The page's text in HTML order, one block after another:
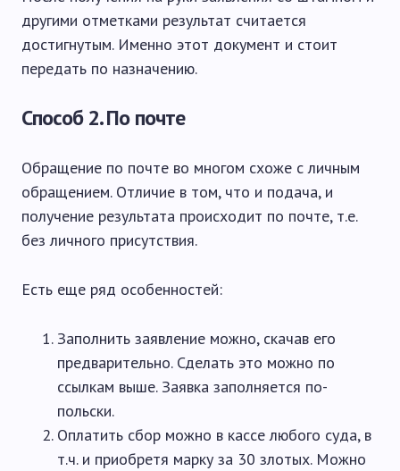
другими отметками результат считается
достигнутым. Именно этот документ и стоит
передать по назначению.
Способ 2. По почте
Обращение по почте во многом схоже с личным
обращением. Отличие в том, что и подача, и
получение результата происходит по почте, т.е.
без личного присутствия.
Есть еще ряд особенностей:
Заполнить заявление можно, скачав его
предварительно. Сделать это можно по
ссылкам выше. Заявка заполняется по-
польски.
Оплатить сбор можно в кассе любого суда, в
т.ч. и приобретя марку за 30 злотых. Можно